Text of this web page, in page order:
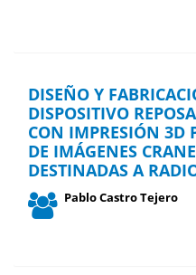
DISEÑO Y
DISPOSITIVO
CON IMPRESIÓN 3D
DE IMÁGENES
DESTINADAS A
Pablo Castro Tejero